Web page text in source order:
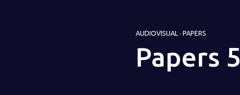
AUDIOVISUAL· PAPERS
Papers 5